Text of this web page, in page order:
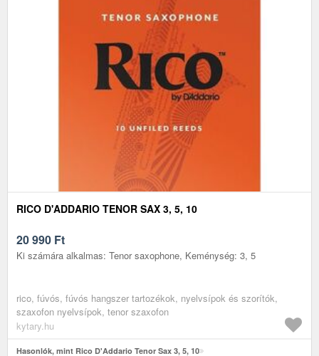
RICO D'ADDARIO TENOR SAX 3, 5, 10
20 990 Ft
Ki számára alkalmas: Tenor saxophone, Keménység: 3, 5
rico, fúvós, fúvós hangszer tartozékok, nyelvsípok és szorítók,
szaxofon nyelvsípok, tenor szaxofon
kytary.hu
Hasonlók, mint Rico D'Addario Tenor Sax 3, 5, 10